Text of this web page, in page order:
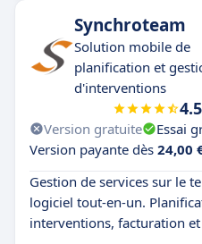
Synchroteam
Solution mobile de
planification et
d'interventions
4.5
Version gratuite Essai
Version payante dès 24,00
Gestion de services sur le
logiciel tout-en-un.
interventions, facturation